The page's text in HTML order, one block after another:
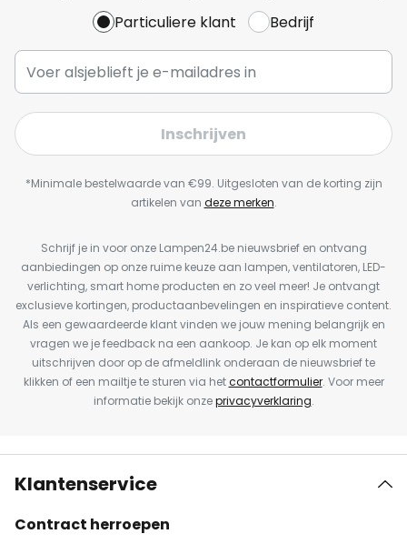
Particuliere klant Bedrijf
Inschrijven
*Minimale bestelwaarde van €99. Uitgesloten van de korting zijn
artikelen van deze merken.
Schrijf je in voor onze Lampen24.be nieuwsbrief en ontvang
aanbiedingen op onze ruime keuze aan lampen, ventilatoren, LED-
verlichting, smart home producten en zo veel meer! Je ontvangt
exclusieve kortingen, productaanbevelingen en inspiratieve content.
Als een gewaardeerde klant vinden we jouw mening belangrijk en
vragen we je feedback na een aankoop. Je kan op elk moment
uitschrijven door op de afmeldlink onderaan de nieuwsbrief te
klikken of een mailtje te sturen via hetcontactformulier. Voor meer
informatie bekijk onzeprivacyverklaring.
Klantenservice
Contract herroepen